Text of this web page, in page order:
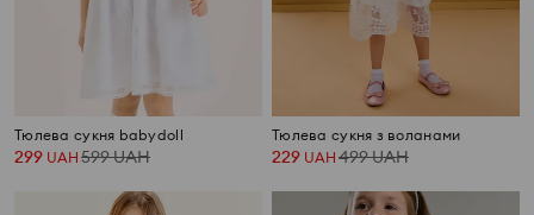
Тюлева сукня babydoll
299 UAH 599UAH
Тюлева сукня з воланами
229 UAH 499UAH